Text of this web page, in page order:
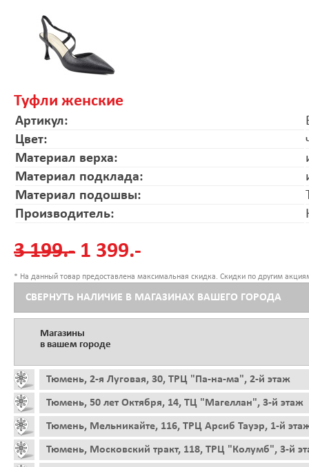
Туфли женские
Артикул:
Цвет:
Материал верха:
Материал подклада:
Материал подошвы:
Производитель:
3 199.- 1 399.-
* На данный товар предоставлена максимальная скидка. Скидки по другим
СВЕРНУТЬ НАЛИЧИЕ В МАГАЗИНАХ ВАШЕГО ГОРОДА
Магазины
в вашем городе
Тюмень, 2-я Луговая, 30, ТРЦ "Па-на-ма", 2-й этаж
Тюмень, 50 лет Октября, 14, ТЦ "Магеллан", 3-й этаж
Тюмень, Мельникайте, 116, ТРЦ Арсиб Тауэр, 1-й
Тюмень, Московский тракт, 118, ТРЦ "Колумб", 3-й